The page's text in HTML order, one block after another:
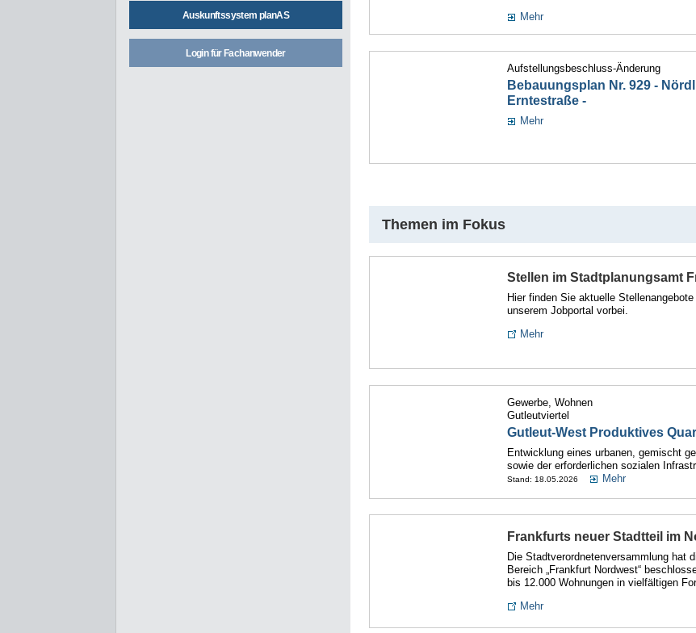
Auskunftssystem planAS
Login für Fachanwender
Mehr
Aufstellungsbeschluss-Änderung
Bebauungsplan Nr. 929 -
Erntestraße -
Mehr
Themen im Fokus
Stellen im Stadtplanungsamt
Hier finden Sie aktuelle
unserem Jobportal vorbei.
Mehr
Gewerbe, Wohnen
Gutleutviertel
Gutleut-West Produktives
Entwicklung eines urbanen, gemischt
sowie der erforderlichen sozialen
Stand: 18.05.2026 Mehr
Frankfurts neuer Stadtteil im
Die Stadtverordnetenversammlung hat
Bereich „Frankfurt Nordwest“
bis 12.000 Wohnungen in vielfältigen
Mehr